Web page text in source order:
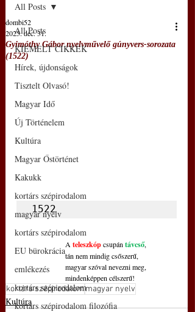
All Posts
KIEMELT CIKKEK
Hírek, újdonságok
Tisztelt Olvasó!
Magyar Idő
Új Történelem
Kultúra
Magyar Őstörténet
Kakukk
kortárs szépirodalom
magyar nyelv
kortárs szépirodalom
EU bürokrácia
emlékezés
kortárs szépirodalom
kortárs szépirodalom filozófia
All Posts
Gyimóthy Gábor nyelvművelő gúnyvers-sorozata
(1522)
dombi52
2025. dec. 31.
1522
A teleszkóp csupán távcső,
tán nem mindig csőszerű,
magyar szóval nevezni meg,
mindenképpen célszerű!
kortárs szépirodalommagyar nyelv
Kultúra